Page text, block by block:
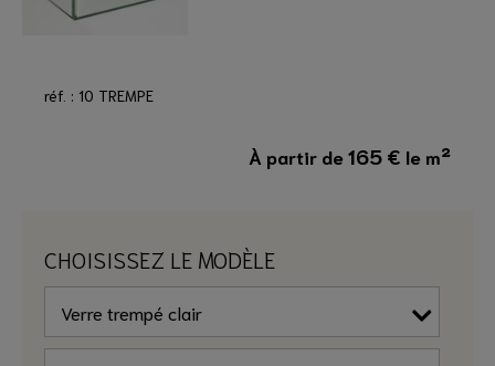
réf. : 10 TREMPE
À partir de165 € le m²
CHOISISSEZ LE MODÈLE